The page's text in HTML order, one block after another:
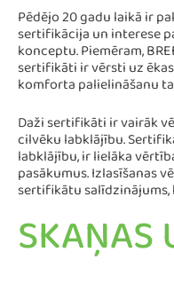
Pēdējo 20 gadu laikā ir
sertifikācija un interese
konceptu. Piemēram,
sertifikāti ir vērsti uz
komforta palielināšanu
Daži sertifikāti ir vairāk
cilvēku labklājību.
labklājību, ir lielāka
pasākumus. Izlasīšanas
sertifikātu
SKAŅAS